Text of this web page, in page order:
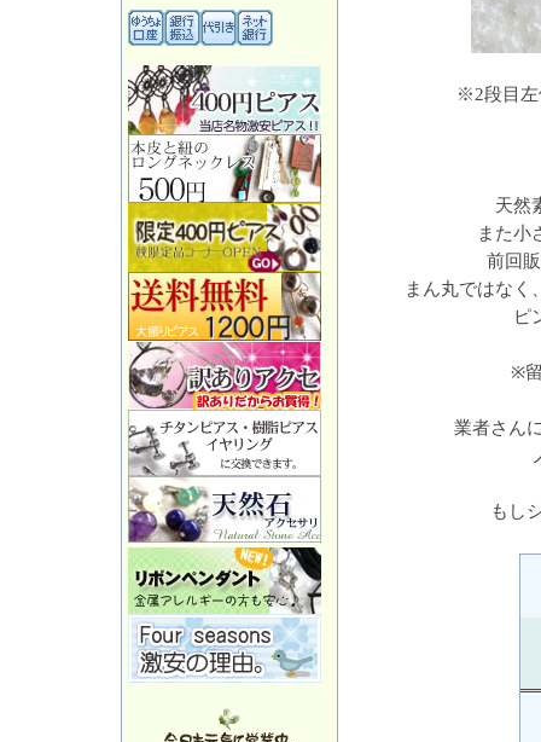
※2段目左
天然
また小
前回
まん丸ではなく
ピ
※
業者さん
もし